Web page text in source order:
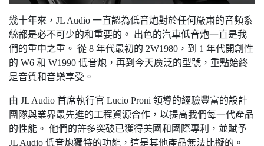
幾十年來，JL Audio 一直認為低音炮對於任何嚴肅的音頻系
統都是必不可少的和重要的。 出色的汽車低音炮一直是我
們的重中之重。 從 8 年代最初的 2W1980，到 1 年代開創性
的 W6 和 W1990 低音炮，再到今天廣泛的型號，重點始終
是音質和音樂享受。
由 JL Audio 首席執行官 Lucio Proni 領導的經驗豐富的設計
團隊與業界最先進的工程資源合作，以提高我們每一代產品
的性能。 他們的許多突破已獲得美國和國際專利，並賦予
JL Audio 低音炮獨特的功能，這是其他產品無法比擬的。